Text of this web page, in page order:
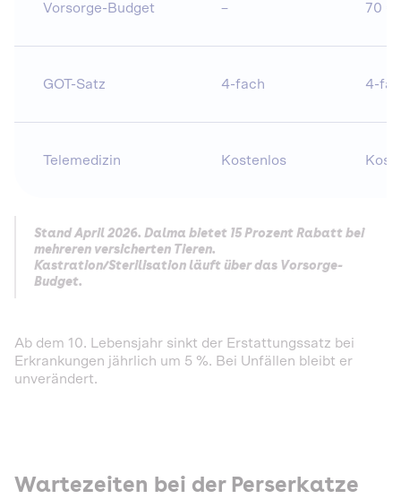
Vorsorge-Budget – 70 €
GOT-Satz 4-fach 4-
Telemedizin Kostenlos
Stand April 2026. Dalma bietet 15 Prozent Rabatt bei
mehreren versicherten Tieren.
Kastration/Sterilisation läuft über das Vorsorge-
Budget.
Ab dem 10. Lebensjahr sinkt der Erstattungssatz bei
Erkrankungen jährlich um 5 %. Bei Unfällen bleibt er
unverändert.
Wartezeiten bei der Perserkatze